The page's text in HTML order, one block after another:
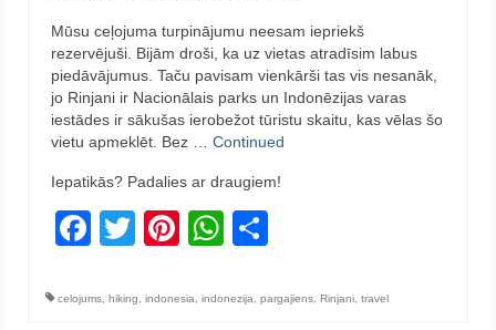
Mūsu ceļojuma turpinājumu neesam iepriekš
rezervējuši. Bijām droši, ka uz vietas atradīsim labus
piedāvājumus. Taču pavisam vienkārši tas vis nesanāk,
jo Rinjani ir Nacionālais parks un Indonēzijas varas
iestādes ir sākušas ierobežot tūristu skaitu, kas vēlas šo
vietu apmeklēt. Bez … Continued
Iepatikās? Padalies ar draugiem!
Facebook
TwitterPinterest
WhatsApp
celojums hiking indonesia indonezija pargajiens Rinjani travel